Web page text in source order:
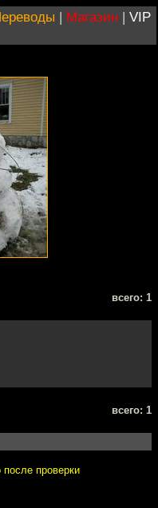
| Магазин | VIP
всего: 1
всего: 1
после проверки